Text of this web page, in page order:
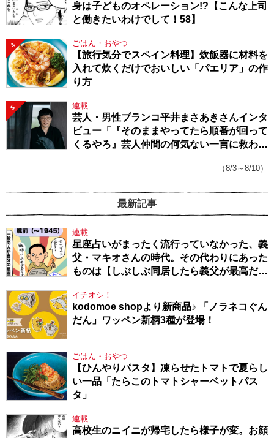
身は子どものオペレーション!?【こんな上司
と働きたいわけでして！58】
4 ごはん・おやつ
【旅行気分でスペイン料理】炊飯器に材料を
入れて炊くだけでおいしい「パエリア」の作
り方
5 連載
芸人・男性ブランコ平井まさあきさんインタ
ビュー「『そのままやってたら順番が回って
くるやろ』芸人仲間の何気ない一言に救われ
（8/3～8/10）
最新記事
連載
星座占いがまったく流行っていなかった、義
父・マキオさんの時代。その代わりにあった
ものは【しぶしぶ同居したら義父が最高だっ
イチオシ！
kodomoe shopより新商品♪ 「ノラネコぐん
だん」ワッペン新柄3種が登場！
ごはん・おやつ
【ひんやりパスタ】凍らせたトマトで夏らし
い一品「たらこのトマトシャーベットパス
タ」
連載
高校生のニイニが帰宅したら様子が変。お顔